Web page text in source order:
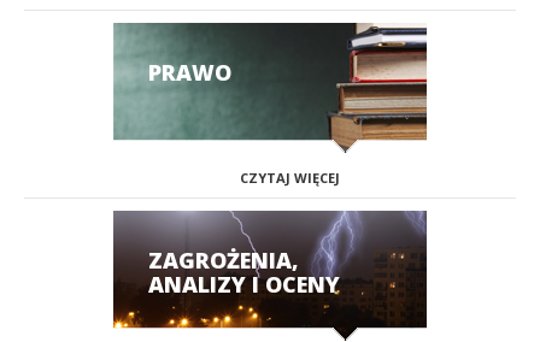
PRAWO
CZYTAJ WIĘCEJ
ZAGROŻENIA,
ANALIZY I OCENY